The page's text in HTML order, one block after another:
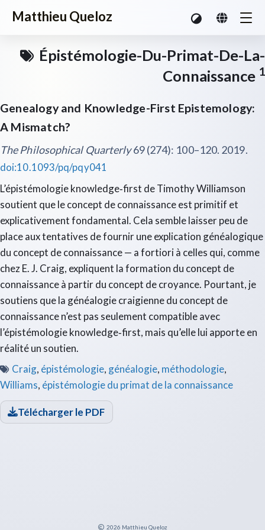
Matthieu Queloz
Épistémologie-Du-Primat-De-La-
Connaissance 1
Genealogy and Knowledge-First Epistemology:
A Mismatch?
The Philosophical Quarterly69 (274): 100–120. 2019.
doi:10.1093/pq/pqy041
L’épistémologie knowledge‑first de Timothy Williamson
soutient que le concept de connaissance est primitif et
explicativement fondamental. Cela semble laisser peu de
place aux tentatives de fournir une explication généalogique
du concept de connaissance — a fortiori à celles qui, comme
chez E. J. Craig, expliquent la formation du concept de
connaissance à partir du concept de croyance. Pourtant, je
soutiens que la généalogie craigienne du concept de
connaissance n’est pas seulement compatible avec
l’épistémologie knowledge‑first, mais qu’elle lui apporte en
réalité un soutien.
Craig, épistémologie, généalogie, méthodologie,
Williams, épistémologie du primat de la connaissance
Télécharger le PDF
2026 Matthieu Queloz